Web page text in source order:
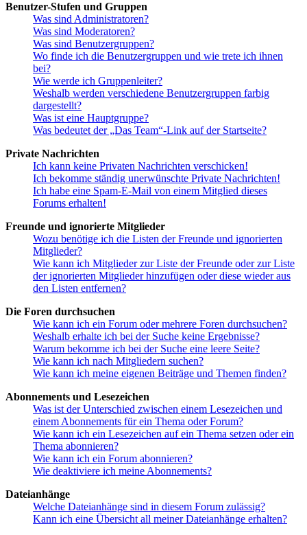
Benutzer-Stufen und Gruppen
Was sind Administratoren?
Was sind Moderatoren?
Was sind Benutzergruppen?
Wo finde ich die Benutzergruppen und wie trete ich ihnen
bei?
Wie werde ich Gruppenleiter?
Weshalb werden verschiedene Benutzergruppen farbig
dargestellt?
Was ist eine Hauptgruppe?
Was bedeutet der „Das Team“-Link auf der Startseite?
Private Nachrichten
Ich kann keine Privaten Nachrichten verschicken!
Ich bekomme ständig unerwünschte Private Nachrichten!
Ich habe eine Spam-E-Mail von einem Mitglied dieses
Forums erhalten!
Freunde und ignorierte Mitglieder
Wozu benötige ich die Listen der Freunde und ignorierten
Mitglieder?
Wie kann ich Mitglieder zur Liste der Freunde oder zur Liste
der ignorierten Mitglieder hinzufügen oder diese wieder aus
den Listen entfernen?
Die Foren durchsuchen
Wie kann ich ein Forum oder mehrere Foren durchsuchen?
Weshalb erhalte ich bei der Suche keine Ergebnisse?
Warum bekomme ich bei der Suche eine leere Seite?
Wie kann ich nach Mitgliedern suchen?
Wie kann ich meine eigenen Beiträge und Themen finden?
Abonnements und Lesezeichen
Was ist der Unterschied zwischen einem Lesezeichen und
einem Abonnements für ein Thema oder Forum?
Wie kann ich ein Lesezeichen auf ein Thema setzen oder ein
Thema abonnieren?
Wie kann ich ein Forum abonnieren?
Wie deaktiviere ich meine Abonnements?
Dateianhänge
Welche Dateianhänge sind in diesem Forum zulässig?
Kann ich eine Übersicht all meiner Dateianhänge erhalten?